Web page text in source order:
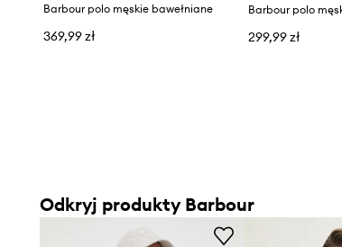
Barbour polo męskie bawełniane
369,99 zł 299,99 zł
Odkryj produkty Barbour